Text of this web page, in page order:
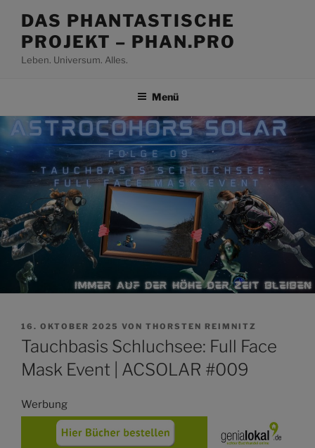
Inhalt
springen
DAS PHANTASTISCHE
PROJEKT – PHAN.PRO
Leben. Universum. Alles.
Menü
VERÖFFENTLICHT
AM
16. OKTOBER 2025 VON THORSTEN REIMNITZ
Tauchbasis Schluchsee: Full Face
Mask Event | ACSOLAR #009
Werbung